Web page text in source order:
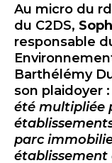
Au micro du
du C2DS,
responsable
Barthélémy
son plaidoyer :
été multipliée
parc
établissement